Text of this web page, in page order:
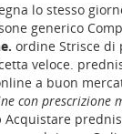
lo stesso
generico
ordine Strisce di
veloce.
a buon
con prescrizione
Acquistare